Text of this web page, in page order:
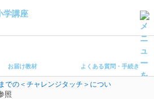
座 トップ
お届け教材 よくある質問・手続き
での＜チャレンジタッチ＞につい
照